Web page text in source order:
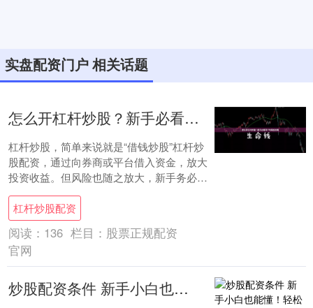
实盘配资门户 相关话题
怎么开杠杆炒股？新手必看开户与风控指南
杠杆炒股，简单来说就是“借钱炒股”杠杆炒
股配资，通过向券商或平台借入资金，放大
投资收益。但风险也随之放大，新手务必先
搞懂怎么开户和如何控制风险。 ## 一、杠
杆....
杠杆炒股配资
阅读： 136 栏目： 股票正规配资
官网
炒股配资条件 新手小白也能懂！轻松掌握股票配资秘诀